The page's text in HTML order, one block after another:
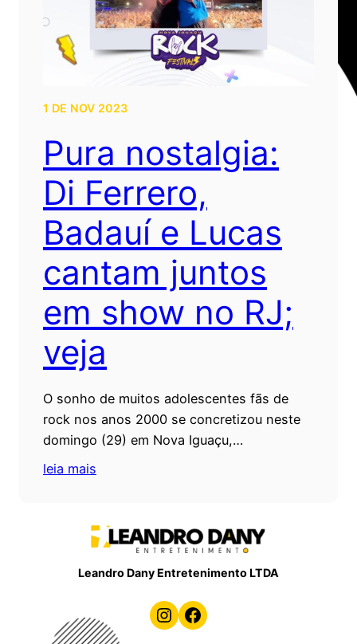
1 DE NOV 2023
Pura nostalgia:
Di Ferrero,
Badauí e Lucas
cantam juntos
em show no RJ;
veja
O sonho de muitos adolescentes fãs de
rock nos anos 2000 se concretizou neste
domingo (29) em Nova Iguaçu,…
leia mais
Leandro Dany Entretenimento LTDA
Instagram Facebook